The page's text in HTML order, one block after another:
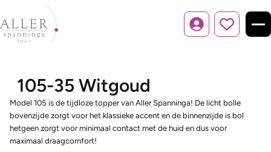
Inloggen
105-35 Witgoud
Model 105 is de tijdloze topper van Aller Spanninga! De licht bolle
bovenzijde zorgt voor het klassieke accent en de binnenzijde is bol
hetgeen zorgt voor minimaal contact met de huid en dus voor
maximaal draagcomfort!